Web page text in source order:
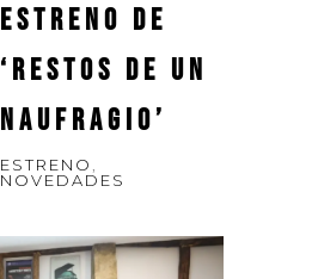
estreno de
‘Restos de un
naufragio’
ESTRENO ,
NOVEDADES